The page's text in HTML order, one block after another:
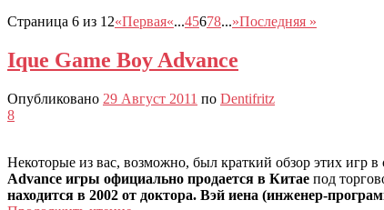
Страница 6 из 12«Первая«...45678...»Последняя »
Ique Game Boy Advance
Опубликовано 29 Август 2011 по Dentifritz
8
Некоторые из вас, возможно, был краткий обзор этих игр
Advance игры официально продается в Китае под
находится в 2002 от доктора. Вэй иена (инженер-